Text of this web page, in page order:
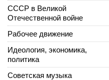
СССР в Великой
Отечественной войне
Рабочее движение
Идеология, экономика,
политика
Советская музыка